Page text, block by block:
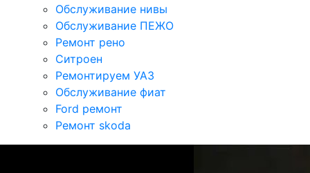
Обслуживание нивы
Обслуживание ПЕЖО
Ремонт рено
Ситроен
Ремонтируем УАЗ
Обслуживание фиат
Ford ремонт
Ремонт skoda